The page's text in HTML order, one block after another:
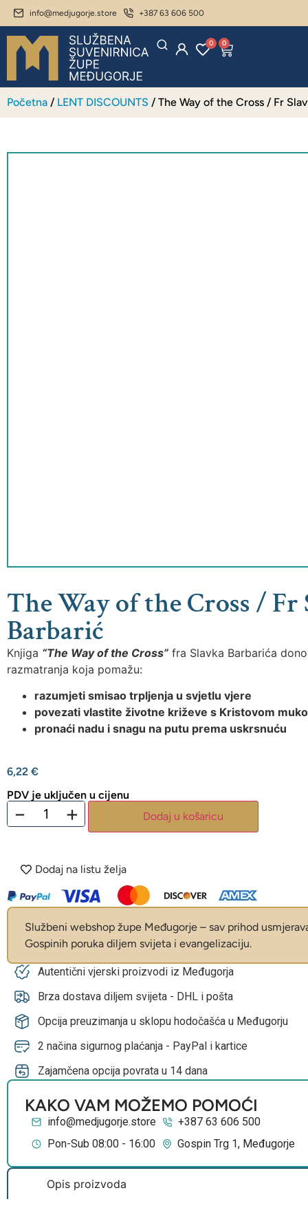
info@medjugorje.store +387 63 606 500
0 0
Početna / LENT DISCOUNTS / The Way of the Cross / Fr
The Way of the Cross / Fr
Barbarić
Knjiga “The Way of the Cross” fra Slavka Barbarića
razmatranja koja pomažu:
razumjeti smisao trpljenja u svjetlu vjere
povezati vlastite životne križeve s Kristovom
pronaći nadu i snagu na putu prema uskrsnuću
6,22 €
PDV je uključen u cijenu
− + Dodaj u košaricu
Dodaj na listu želja
Službeni webshop župe Međugorje – sav prihod
Gospinih poruka diljem svijeta i evangelizaciju.
Autentični vjerski proizvodi iz Međugorja
Brza dostava diljem svijeta - DHL i pošta
Opcija preuzimanja u sklopu hodočašća u Međugorju
2 načina sigurnog plaćanja - PayPal i kartice
Zajamčena opcija povrata u 14 dana
KAKO VAM MOŽEMO POMOĆI
info@medjugorje.store
+387 63 606 500
Pon-Sub 08:00 - 16:00
Gospin Trg 1, Međugorje
Opis proizvoda